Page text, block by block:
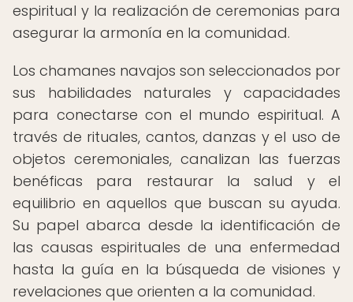
espiritual y la realización de ceremonias para
asegurar la armonía en la comunidad.
Los chamanes navajos son seleccionados por
sus habilidades naturales y capacidades
para conectarse con el mundo espiritual. A
través de rituales, cantos, danzas y el uso de
objetos ceremoniales, canalizan las fuerzas
benéficas para restaurar la salud y el
equilibrio en aquellos que buscan su ayuda.
Su papel abarca desde la identificación de
las causas espirituales de una enfermedad
hasta la guía en la búsqueda de visiones y
revelaciones que orienten a la comunidad.